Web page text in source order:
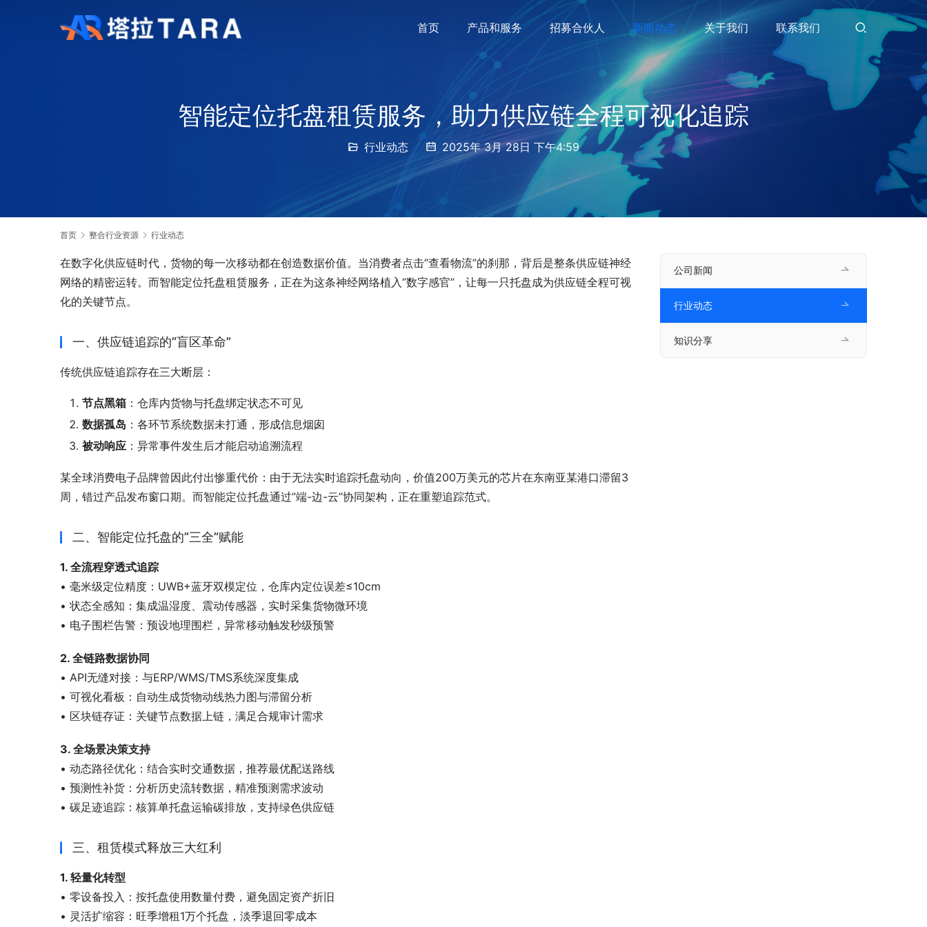
首页 产品和服务 招募合伙人 新闻动态 关于我们 联系我们
智能定位托盘租赁服务，助力供应链全程可视化追踪
行业动态 2025年 3月 28日 下午4:59
首页 整合行业资源 行业动态
在数字化供应链时代，货物的每一次移动都在创造数据价值。当消费者点击”查看物流”的刹那，背后是整条供应链神经
网络的精密运转。而智能定位托盘租赁服务，正在为这条神经网络植入”数字感官”，让每一只托盘成为供应链全程可视
化的关键节点。
一、供应链追踪的”盲区革命”
传统供应链追踪存在三大断层：
节点黑箱 ：仓库内货物与托盘绑定状态不可见
数据孤岛 ：各环节系统数据未打通，形成信息烟囱
被动响应 ：异常事件发生后才能启动追溯流程
某全球消费电子品牌曾因此付出惨重代价：由于无法实时追踪托盘动向，价值200万美元的芯片在东南亚某港口滞留3
周，错过产品发布窗口期。而智能定位托盘通过”端-边-云”协同架构，正在重塑追踪范式。
二、智能定位托盘的”三全”赋能
1. 全流程穿透式追踪
• 毫米级定位精度：UWB+蓝牙双模定位，仓库内定位误差≤10cm
• 状态全感知：集成温湿度、震动传感器，实时采集货物微环境
• 电子围栏告警：预设地理围栏，异常移动触发秒级预警
2. 全链路数据协同
• API无缝对接：与ERP/WMS/TMS系统深度集成
• 可视化看板：自动生成货物动线热力图与滞留分析
• 区块链存证：关键节点数据上链，满足合规审计需求
3. 全场景决策支持
• 动态路径优化：结合实时交通数据，推荐最优配送路线
• 预测性补货：分析历史流转数据，精准预测需求波动
• 碳足迹追踪：核算单托盘运输碳排放，支持绿色供应链
三、租赁模式释放三大红利
1. 轻量化转型
• 零设备投入：按托盘使用数量付费，避免固定资产折旧
• 灵活扩缩容：旺季增租1万个托盘，淡季退回零成本
公司新闻
行业动态
知识分享